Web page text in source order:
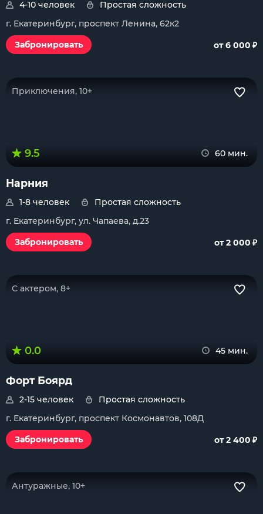
4-10 человек
Простая сложность
г. Екатеринбург, проспект Ленина, 62к2
Забронировать
от 6 000 ₽
Приключения, 10+
9.5 60 мин.
Нарния
1-8 человек
Простая сложность
г. Екатеринбург, ул. Чапаева, д.23
Забронировать
от 2 000 ₽
С актером, 8+
0.0 45 мин.
Форт Боярд
2-15 человек
Простая сложность
г. Екатеринбург, проспект Космонавтов, 108Д
Забронировать
от 2 400 ₽
Антуражные, 10+